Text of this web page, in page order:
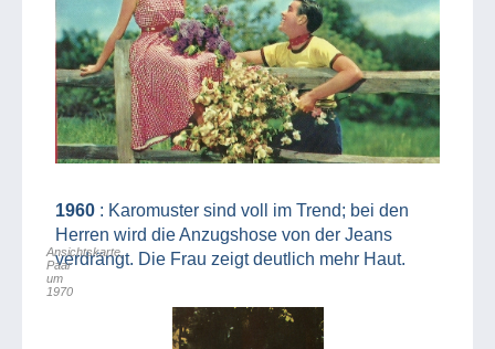
1960 : Karomuster sind voll im Trend; bei den
Herren wird die Anzugshose von der Jeans
verdrängt. Die Frau zeigt deutlich mehr Haut.
Ansichtskarte,
Paar
um
1970